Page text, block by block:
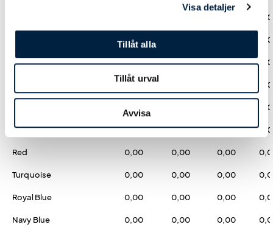
Visa detaljer
Tillåt alla
Tillåt urval
Avvisa
0,00
Fluor Orange 0,00 0,00 0,00
0,00
Yellow 0,00 0,00 0,00
Red 0,00 0,00 0,00
Turquoise 0,00 0,00 0,00
Royal Blue 0,00 0,00 0,00
Navy Blue 0,00 0,00 0,00